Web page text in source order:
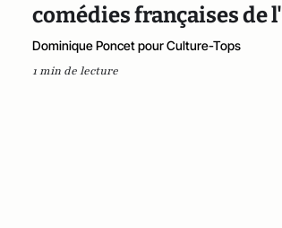
comédies françaises de
Dominique Poncet pour Culture-Tops
1 min de lecture